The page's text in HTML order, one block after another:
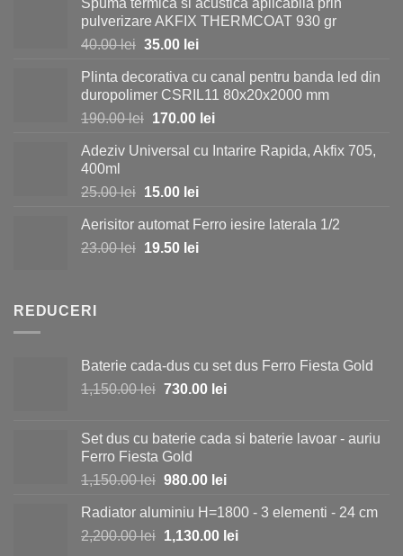
pulverizare AKFIX THERMCOAT 930 gr
40.00lei Prețul
a
fost:
40.00 lei.
35.00 leiPrețul
este:
35.00 lei.
Plinta decorativa cu canal pentru banda led din
duropolimer CSRIL11 80x20x2000 mm
190.00lei Prețul
a
190.00 lei.
170.00 leiPrețul
este:
Adeziv Universal cu Intarire Rapida, Akfix 705,
400ml
25.00lei Prețul
a
fost:
15.00 leiPrețul
este:
15.00 lei.
Aerisitor automat Ferro iesire laterala 1/2
23.00lei Prețul
19.50 leiPrețul
REDUCERI
Baterie cada-dus cu set dus Ferro Fiesta Gold
1,150.00lei Prețul
fost:
1,150.00 lei.
730.00 leiPrețul
730.00 lei.
Set dus cu baterie cada si baterie lavoar - auriu
Ferro Fiesta Gold
1,150.00lei Prețul
a
fost:
980.00 leiPrețul
este:
980.00 lei.
Radiator aluminiu H=1800 - 3 elementi - 24 cm
2,200.00lei Prețul
1,130.00 leiPrețul